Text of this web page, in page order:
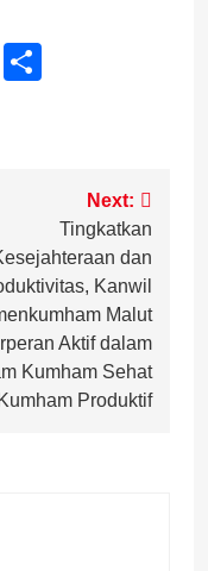
Telegram
Next:
Tingkatkan
dan
Kanwil
Malut
Aktif dalam
Kumham Sehat
Kumham Produktif